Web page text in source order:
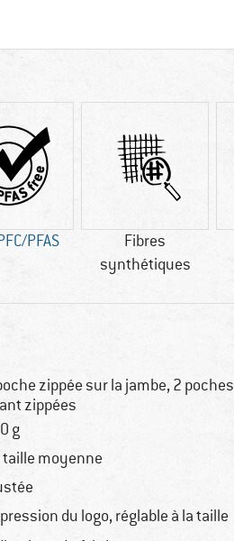
PFAS
Fibres
synthétiques
zippée sur la jambe, 2 poches
zippées
g
taille moyenne
du logo, réglable à la taille